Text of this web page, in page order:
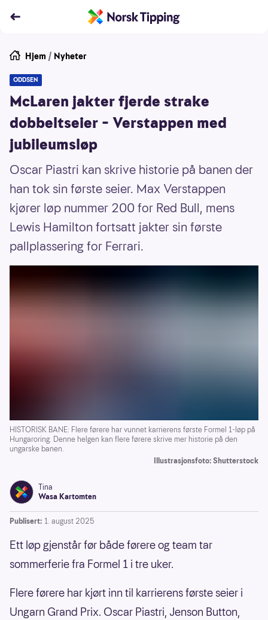
Hjem / Nyheter
ODDSEN
McLaren jakter fjerde strake
dobbeltseier – Verstappen med
jubileumsløp
Oscar Piastri kan skrive historie på banen der
han tok sin første seier. Max Verstappen
kjører løp nummer 200 for Red Bull, mens
Lewis Hamilton fortsatt jakter sin første
pallplassering for Ferrari.
HISTORISK BANE: Flere førere har vunnet karrierens første Formel 1-løp på
Hungaroring. Denne helgen kan flere førere skrive mer historie på den
ungarske banen.
Illustrasjonsfoto: Shutterstock
Tina
Wasa Kartomten
Publisert: 1. august 2025
Ett løp gjenstår før både førere og team tar
sommerferie fra Formel 1 i tre uker.
Flere førere har kjørt inn til karrierens første seier i
Ungarn Grand Prix. Oscar Piastri, Jenson Button,